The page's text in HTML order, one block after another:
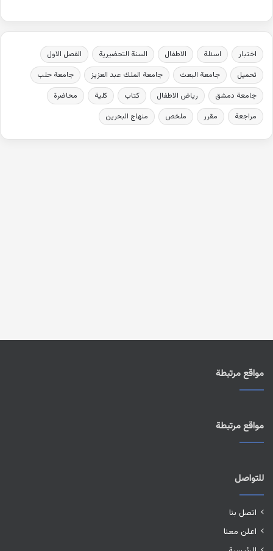
اختبار اسئلة الاطفال السنة التحضيرية
الفصل الاول
تحميل
جامعة البعث جامعة الملك عبد العزيز
جامعة حلب
جامعة دمشق
رياض الاطفال كتاب كلية
محاضرة
مراجعة
مقرر ملخص منهاج البحرين
مواقع مرتبطة
مواقع مرتبطة
للتواصل
اتصل بنا
اعلن معنا